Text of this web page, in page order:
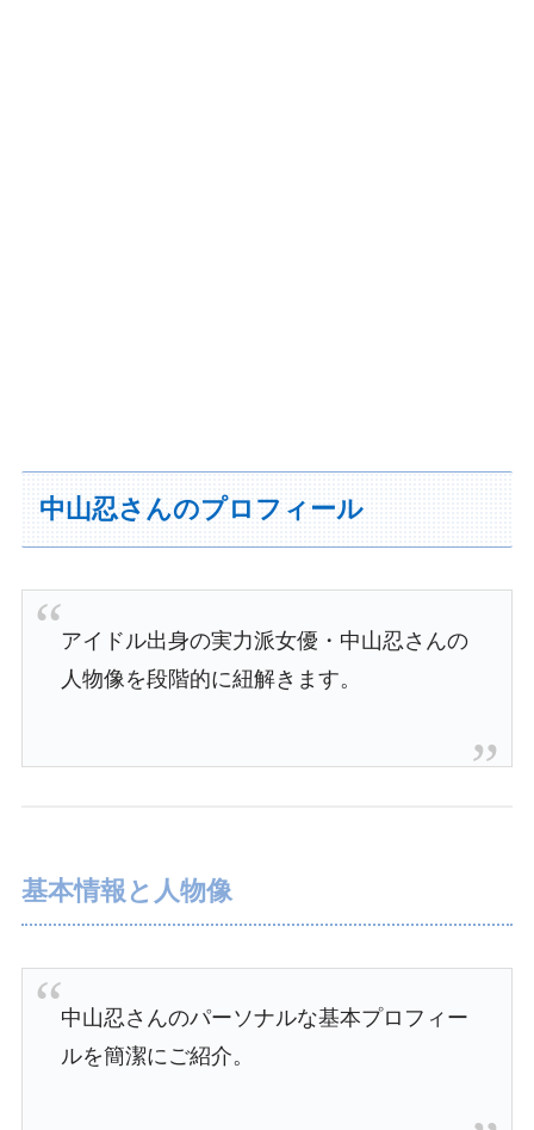
中山忍さんのプロフィール
アイドル出身の実力派女優・中山忍さんの
人物像を段階的に紐解きます。
基本情報と人物像
中山忍さんのパーソナルな基本プロフィー
ルを簡潔にご紹介。